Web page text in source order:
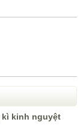
phương pháp
tật